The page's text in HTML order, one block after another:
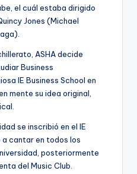
el cuál estaba dirigido
Jones (Michael
ASHA decide
Business
IE Business School en
mente su idea original,
se inscribió en el IE
a cantar en todos los
posteriormente
del Music Club.